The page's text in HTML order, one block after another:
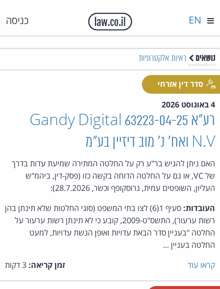
כניסה EN
נושאים ראיות אלקטרוניות
סדר דין אזרחי
4 באוגוסט 2026
רע"א 63223-04-25 Gandy Digital
N.V ואח' נ' מוב דיזיין בע"מ
האם ניתן להגיש בר"ע רק על החלטה המתירה שמיעת עדות בדרך
של VC, או גם על החלטה הדוחה בקשה כזו (פסק-דין, ביהמ"ש
העליון, השופטים עמית, גרוסקופף וכשר, 28.7.2026):
העובדות:
סעיף 1(6) לצו בתי המשפט (סוגי החלטות שלא תינתן בהן
רשות ערעור), התשס"ט-2009, קובע כי לא תינתן רשות ערעור על
החלטה "בעניין סדר הבאת עדויות ואופן הגשת עדויות, למעט
החלטה בעניין ...
קראו עוד
זמן קריאה: